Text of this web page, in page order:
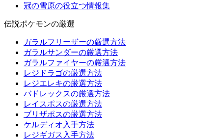
冠の雪原の役立つ情報集
伝説ポケモンの厳選
ガラルフリーザーの厳選方法
ガラルサンダーの厳選方法
ガラルファイヤーの厳選方法
レジドラゴの厳選方法
レジエレキの厳選方法
バドレックスの厳選方法
レイスポスの厳選方法
ブリザポスの厳選方法
ケルディオ入手方法
レジギガス入手方法